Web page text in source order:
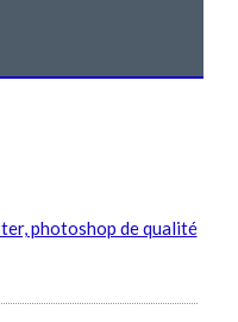
photoshop de qualité